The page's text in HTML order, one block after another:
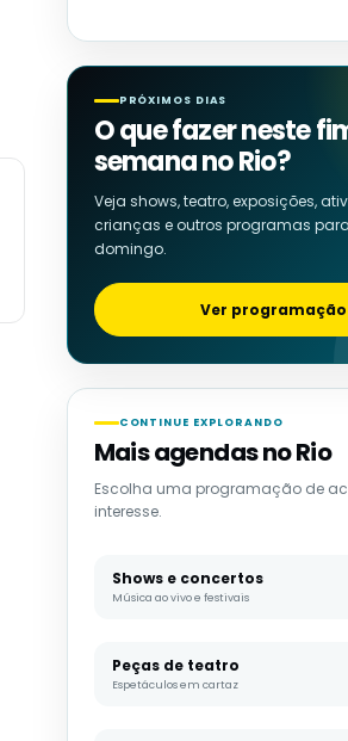
PRÓXIMOS DIAS
O que fazer neste
semana no Rio?
Veja shows, teatro, exposições,
crianças e outros programas
domingo.
Ver programação
CONTINUE EXPLORANDO
Mais agendas no Rio
Escolha uma programação de
interesse.
Shows e concertos
Música ao vivo e festivais
Peças de teatro
Espetáculos em cartaz